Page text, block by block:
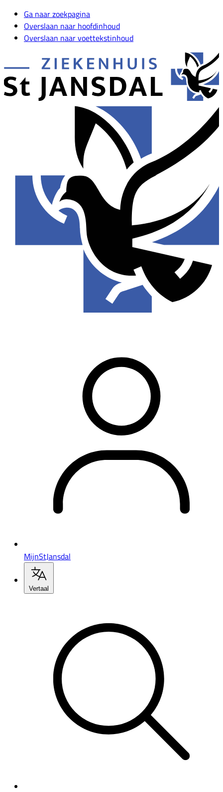
Ga naar zoekpagina
Overslaan naar hoofdinhoud
Overslaan naar voettekstinhoud
MijnStJansdal
Vertaal